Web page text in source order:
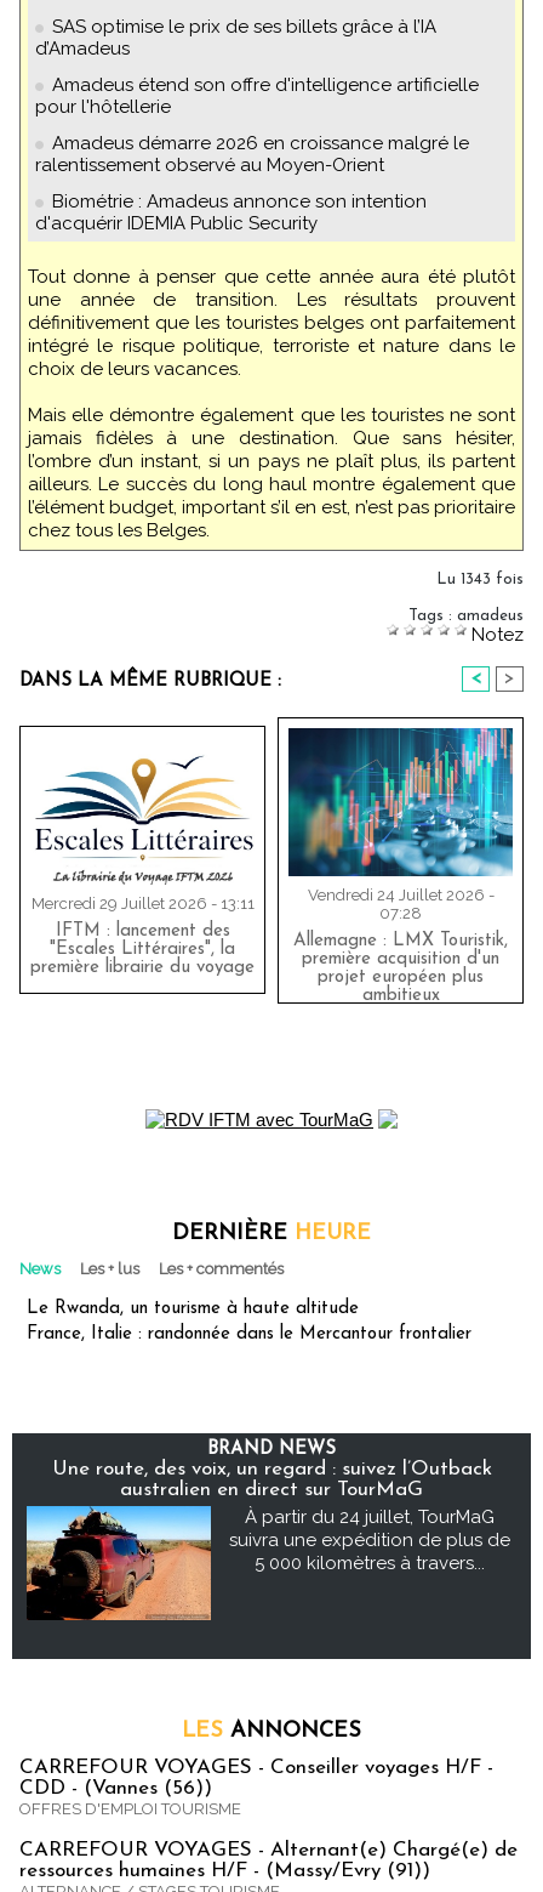
SAS optimise le prix de ses billets grâce à l’IA
d’Amadeus
Amadeus étend son offre d'intelligence artificielle
pour l'hôtellerie
Amadeus démarre 2026 en croissance malgré le
ralentissement observé au Moyen-Orient
Biométrie : Amadeus annonce son intention
d'acquérir IDEMIA Public Security
Tout donne à penser que cette année aura été plutôt
une année de transition. Les résultats prouvent
définitivement que les touristes belges ont parfaitement
intégré le risque politique, terroriste et nature dans le
choix de leurs vacances.
Mais elle démontre également que les touristes ne sont
jamais fidèles à une destination. Que sans hésiter,
l’ombre d’un instant, si un pays ne plaît plus, ils partent
ailleurs. Le succès du long haul montre également que
l’élément budget, important s’il en est, n’est pas prioritaire
chez tous les Belges.
Lu 1343 fois
Tags : amadeus
Notez
DANS LA MÊME RUBRIQUE : < >
Mercredi 29 Juillet 2026 - 13:11
IFTM : lancement des
"Escales Littéraires", la
première librairie du voyage
Vendredi 24 Juillet 2026 -
07:28
Allemagne : LMX Touristik,
première acquisition d'un
projet européen plus
ambitieux
DERNIÈRE HEURE
News Les + lus Les + commentés
Le Rwanda, un tourisme à haute altitude
France, Italie : randonnée dans le Mercantour frontalier
BRAND NEWS
Une route, des voix, un regard : suivez l’Outback
australien en direct sur TourMaG
À partir du 24 juillet, TourMaG
suivra une expédition de plus de
5 000 kilomètres à travers...
LES ANNONCES
CARREFOUR VOYAGES - Conseiller voyages H/F -
CDD - (Vannes (56))
OFFRES D'EMPLOI TOURISME
CARREFOUR VOYAGES - Alternant(e) Chargé(e) de
ressources humaines H/F - (Massy/Evry (91))